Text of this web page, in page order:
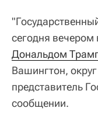
сегодня вечером
Дональдом
Вашингтон, округ
представитель
сообщении.